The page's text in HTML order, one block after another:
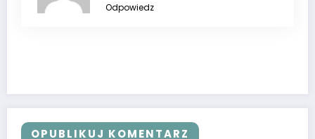
Odpowiedz
OPUBLIKUJ KOMENTARZ